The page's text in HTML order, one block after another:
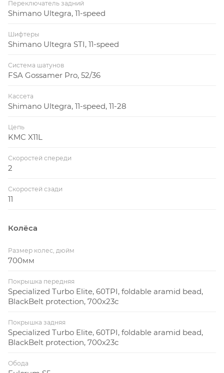
Переключатель задний
Shimano Ultegra, 11-speed
Шифтеры
Shimano Ultegra STI, 11-speed
Система шатунов
FSA Gossamer Pro, 52/36
Кассета
Shimano Ultegra, 11-speed, 11-28
Цепь
KMC X11L
Скоростей спереди
2
Скоростей сзади
11
Колёса
Размер колес, дюйм
700мм
Покрышка передняя
Specialized Turbo Elite, 60TPI, foldable aramid bead,
BlackBelt protection, 700x23c
Покрышка задняя
Specialized Turbo Elite, 60TPI, foldable aramid bead,
BlackBelt protection, 700x23c
Обода